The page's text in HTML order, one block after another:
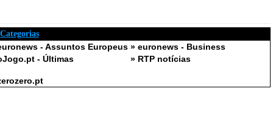
- Assuntos Europeus » euronews - Business
- Últimas » RTP notícias